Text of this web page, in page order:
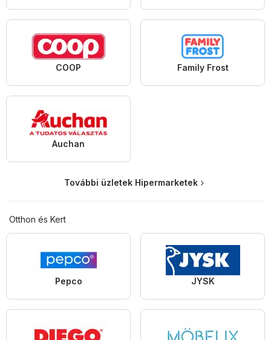
COOP Family Frost
Auchan
További üzletek Hipermarketek
Otthon és Kert
Pepco JYSK